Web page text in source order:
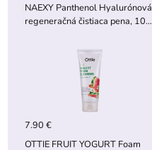
NAEXY Panthenol Hyalurónová
regeneračná čistiaca pena, 100
7.90 €
OTTIE FRUIT YOGURT Foam